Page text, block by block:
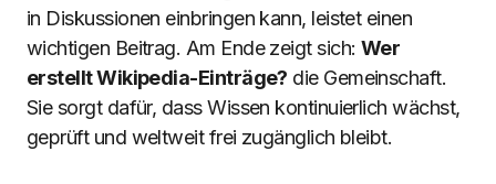
in Diskussionen einbringen kann, leistet einen
wichtigen Beitrag. Am Ende zeigt sich: Wer
erstellt Wikipedia-Einträge? die Gemeinschaft.
Sie sorgt dafür, dass Wissen kontinuierlich wächst,
geprüft und weltweit frei zugänglich bleibt.